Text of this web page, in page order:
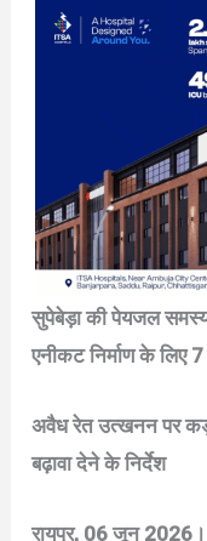
सुपेबेड़ा की पेयजल
एनीकट निर्माण के लिए
अवैध रेत उत्खनन पर कड़ी
बढ़ावा देने के निर्देश
रायपुर, 06 जून 2026।